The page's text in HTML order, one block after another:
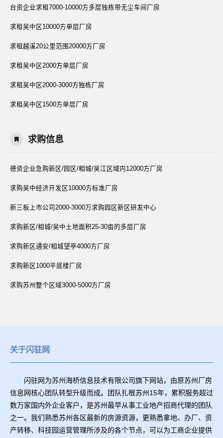
台资企业求租7000-10000方多层独栋带无尘车间厂房
求租吴中区10000方单层厂房
求租越溪20公里范围20000方厂房
求租吴中区2000方单层厂房
求租吴中区2000-3000方独栋厂房
求租吴中区1500方单层厂房
求购信息
德资企业急购新区/园区/相城/吴江区域内12000方厂房
求购吴中经济开发区10000方标准厂房
新三板上市公司2000-3000万求购园区新区研发中心
求购新区/相城/吴中土地面积25-30亩的多层厂房
求购新区通安/相城望亭4000方厂房
求购新区1000平底楼厂房
求购苏州整个区域3000-5000方厂房
关于闪驻网
闪驻网为苏州海桥信息技术有限公司旗下网站，由原苏州厂房
信息网核心团队转型升级而成。团队扎根苏州15年，累积服务超过
数万家国内外企业客户，是苏州最早从事工业地产招商代理的团队
之一。我们熟悉苏州各区最新的房源资源，更熟悉拿地、办厂、资
产转移、科技园运营管理所涉及的各个节点，可以为工商企业提供